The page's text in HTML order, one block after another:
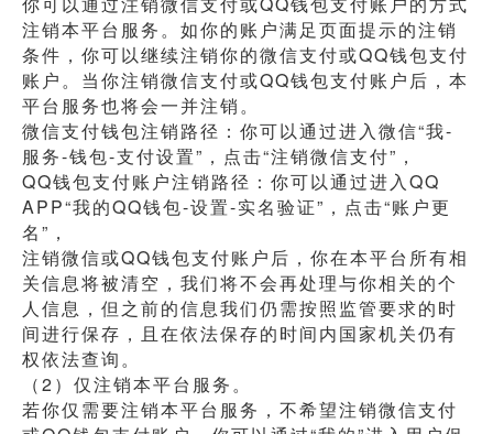
注销本平台服务。如你的账户满足页面提示的注销
条件，你可以继续注销你的微信支付或QQ钱包支付
账户。当你注销微信支付或QQ钱包支付账户后，本
平台服务也将会一并注销。
微信支付钱包注销路径：你可以通过进入微信“我-
服务-钱包-支付设置”，点击“注销微信支付”，
QQ钱包支付账户注销路径：你可以通过进入QQ
APP“我的QQ钱包-设置-实名验证”，点击“账户更
名”，
注销微信或QQ钱包支付账户后，你在本平台所有相
关信息将被清空，我们将不会再处理与你相关的个
人信息，但之前的信息我们仍需按照监管要求的时
间进行保存，且在依法保存的时间内国家机关仍有
权依法查询。
（2）仅注销本平台服务。
若你仅需要注销本平台服务，不希望注销微信支付